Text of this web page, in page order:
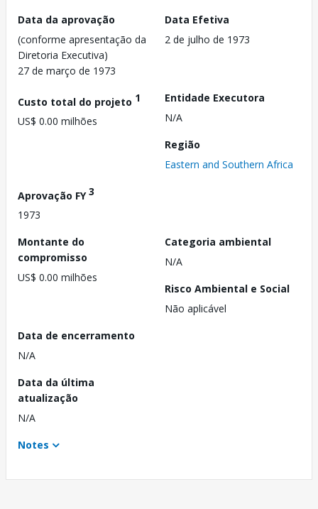
Data da aprovação
(conforme apresentação da
Diretoria Executiva)
27 de março de 1973
Data Efetiva
2 de julho de 1973
Custo total do projeto 1
US$ 0.00 milhões
Entidade Executora
N/A
Região
Eastern and Southern Africa
Aprovação FY3
1973
Montante do
compromisso
US$ 0.00 milhões
Categoria ambiental
N/A
Risco Ambiental e Social
Não aplicável
Data de encerramento
N/A
Data da última
atualização
N/A
Notes